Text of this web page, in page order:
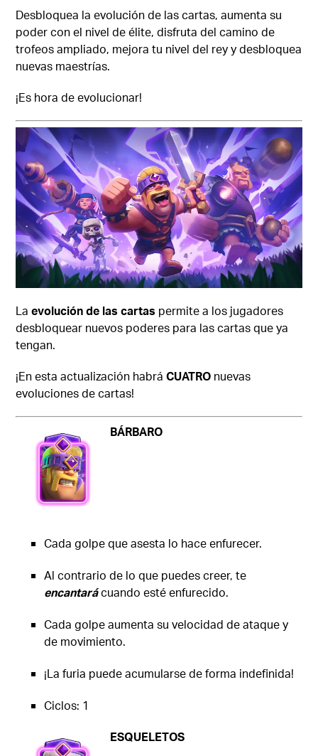
Desbloquea la evolución de las cartas, aumenta su
poder con el nivel de élite, disfruta del camino de
trofeos ampliado, mejora tu nivel del rey y desbloquea
nuevas maestrías.
¡Es hora de evolucionar!
Laevolución de las cartas permite a los jugadores
desbloquear nuevos poderes para las cartas que ya
tengan.
¡En esta actualización habráCUATRO nuevas
evoluciones de cartas!
BÁRBARO
Cada golpe que asesta lo hace enfurecer.
Al contrario de lo que puedes creer, te
encantarácuando esté enfurecido.
Cada golpe aumenta su velocidad de ataque y
de movimiento.
¡La furia puede acumularse de forma indefinida!
Ciclos: 1
ESQUELETOS